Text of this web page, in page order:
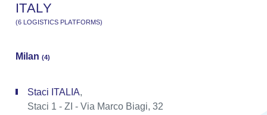
ITALY
(6 L OGISTICS PL ATFORMS)
Milan (4)
Staci ITALIA,
Staci 1 - ZI - Via Marco Biagi, 32